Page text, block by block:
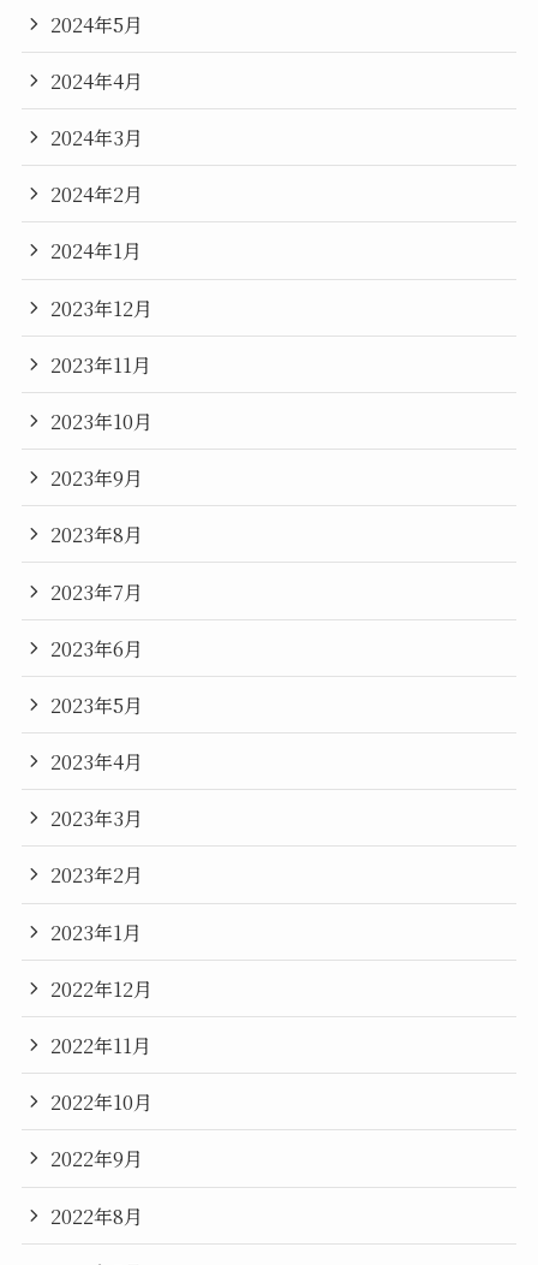
2024年5月
2024年4月
2024年3月
2024年2月
2024年1月
2023年12月
2023年11月
2023年10月
2023年9月
2023年8月
2023年7月
2023年6月
2023年5月
2023年4月
2023年3月
2023年2月
2023年1月
2022年12月
2022年11月
2022年10月
2022年9月
2022年8月